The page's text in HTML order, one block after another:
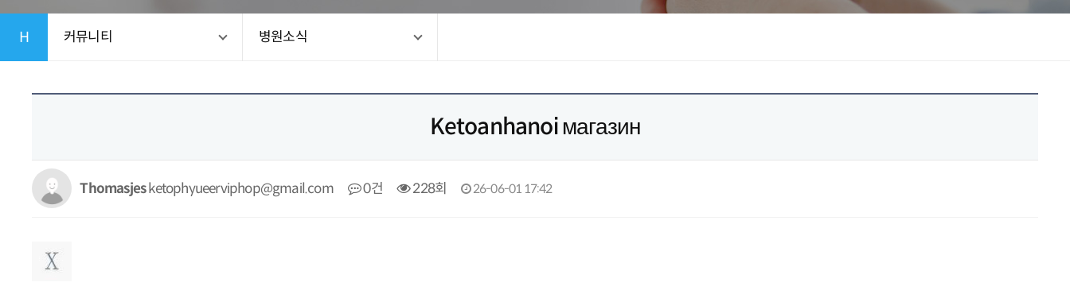
H 커뮤니티 병원소식
Ketoanhanoi магазин
Thomasjesketophyueerviphop@gmail.com 0건 228회 26-06-01 17:42